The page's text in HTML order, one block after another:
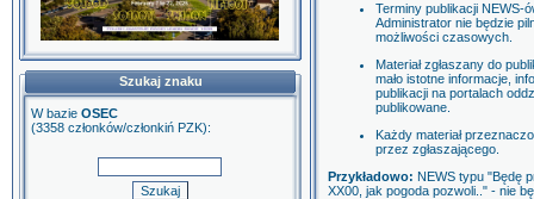
Szukaj znaku
W bazie OSEC
(3358 członków/członkiń PZK):
Terminy publikacji NEWS-
Administrator nie będzie
możliwości czasowych.
Materiał zgłaszany do
mało istotne informacje,
publikacji na portalach
publikowane.
Każdy materiał
przez zgłaszającego.
Przykładowo: NEWS typu "Będę
XX00, jak pogoda pozwoli.." - nie